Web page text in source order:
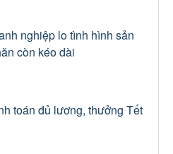
nghiệp lo tình hình sản
còn kéo dài
toán đủ lương, thưởng Tết